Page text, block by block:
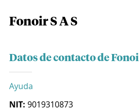
Fonoir S A S
Datos de contacto de
Ayuda
NIT: 9019310873